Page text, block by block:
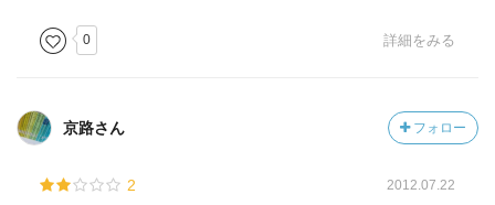
0 詳細をみる
京路さん フォロー
2 2012.07.22